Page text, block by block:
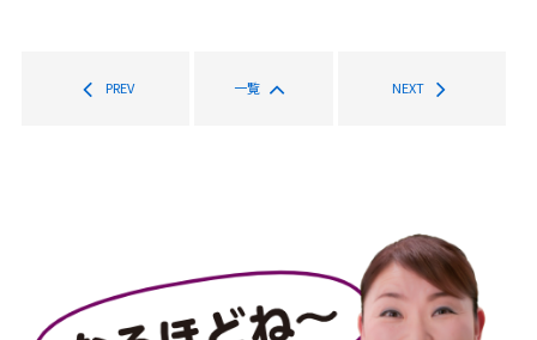
PREV 一覧 NEXT